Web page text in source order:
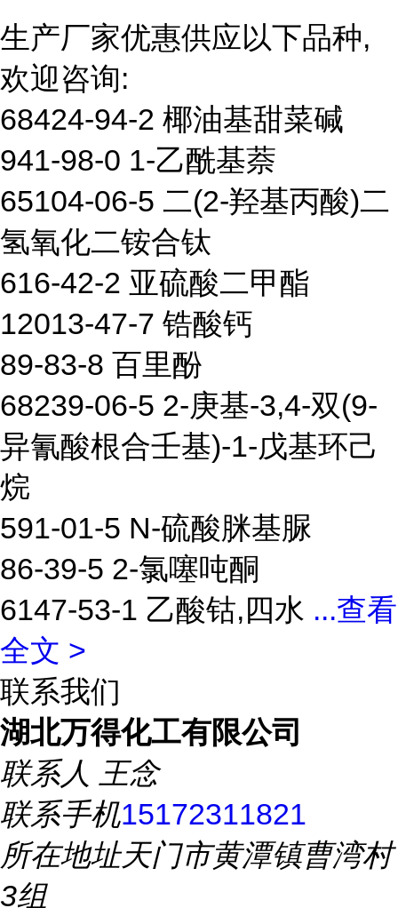
生产厂家优惠供应以下品种,
欢迎咨询:
68424-94-2 椰油基甜菜碱
941-98-0 1-乙酰基萘
65104-06-5 二(2-羟基丙酸)二
氢氧化二铵合钛
616-42-2 亚硫酸二甲酯
12013-47-7 锆酸钙
89-83-8 百里酚
68239-06-5 2-庚基-3,4-双(9-
异氰酸根合壬基)-1-戊基环己
烷
591-01-5 N-硫酸脒基脲
86-39-5 2-氯噻吨酮
6147-53-1 乙酸钴,四水 ...查看
全文 >
联系我们
湖北万得化工有限公司
联系人 王念
联系手机15172311821
所在地址天门市黄潭镇曹湾村
3组